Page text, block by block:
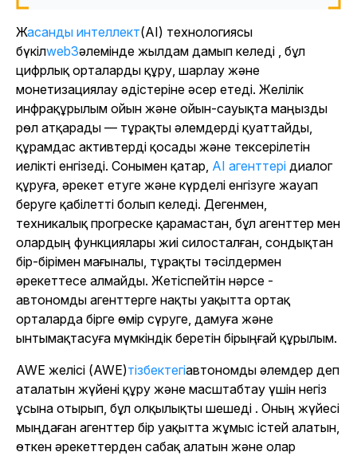
Жасанды интеллект(AI) технологиясы
бүкілweb3әлемінде жылдам дамып келеді , бұл
цифрлық орталарды құру, шарлау және
монетизациялау әдістеріне әсер етеді. Желілік
инфрақұрылым ойын және ойын-сауықта маңызды
рөл атқарады — тұрақты әлемдерді қуаттайды,
құрамдас активтерді қосады және тексерілетін
иелікті енгізеді. Сонымен қатар, AI агенттері диалог
құруға, әрекет етуге және күрделі енгізуге жауап
беруге қабілетті болып келеді. Дегенмен,
техникалық прогреске қарамастан, бұл агенттер мен
олардың функциялары жиі силосталған, сондықтан
бір-бірімен мағыналы, тұрақты тәсілдермен
әрекеттесе алмайды. Жетіспейтін нәрсе -
автономды агенттерге нақты уақытта ортақ
орталарда бірге өмір сүруге, дамуға және
ынтымақтасуға мүмкіндік беретін бірыңғай құрылым.
AWE желісі (AWE)тізбектегіавтономды әлемдер деп
аталатын жүйені құру және масштабтау үшін негіз
ұсына отырып, бұл олқылықты шешеді . Оның жүйесі
мыңдаған агенттер бір уақытта жұмыс істей алатын,
өткен әрекеттерден сабақ алатын және олар